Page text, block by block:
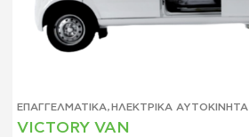
ΕΠΑΓΓΕΛΜΑΤΙΚΆ,ΗΛΕΚΤΡΙΚΆ ΑΥΤΟΚΊΝΗΤΑ
VICTORY VAN